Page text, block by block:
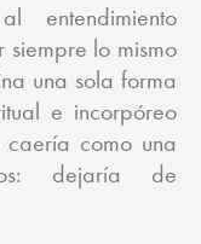
entendimiento
lo mismo
una sola forma
e incorpóreo
como una
dejaría de